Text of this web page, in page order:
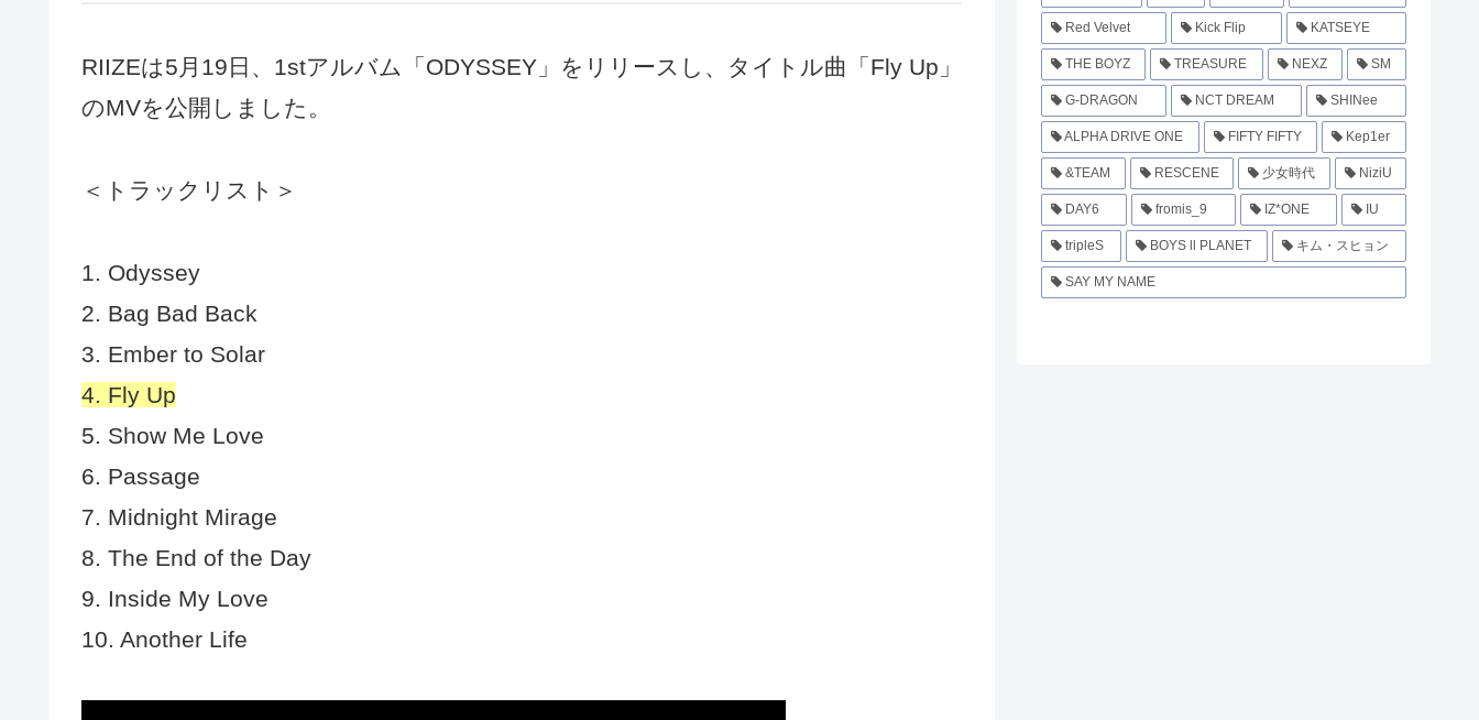
RIIZEは5月19日、1stアルバム「ODYSSEY」をリリースし、タイトル曲「Fly Up」
のMVを公開しました。
＜トラックリスト＞
1. Odyssey
2. Bag Bad Back
3. Ember to Solar
4. Fly Up
5. Show Me Love
6. Passage
7. Midnight Mirage
8. The End of the Day
9. Inside My Love
10. Another Life
Red Velvet Kick Flip KATSEYE
THE BOYZ TREASURE NEXZ SM
G-DRAGON NCT DREAM SHINee
ALPHA DRIVE ONE FIFTY FIFTY Kep1er
&TEAM RESCENE 少女時代 NiziU
DAY6 fromis_9 IZ*ONE IU
tripleS BOYS ll PLANET キム・スヒョン
SAY MY NAME